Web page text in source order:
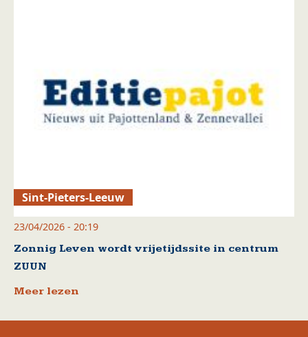
Sint-Pieters-Leeuw
23/04/2026 - 20:19
Zonnig Leven wordt vrijetijdssite in centrum
ZUUN
Meer lezen